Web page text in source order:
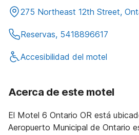
275 Northeast 12th Street,
Reservas, 5418896617
Accesibilidad del motel
Acerca de este motel
El Motel 6 Ontario OR está
Aeropuerto Municipal de Ontario